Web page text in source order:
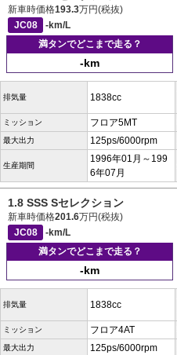
新車時価格193.3万円(税抜)
JC08
-km/L
満タンでどこまで走る？
-km
排気量 1838cc
ミッション フロア5MT
最大出力 125ps/6000rpm
生産期間
1996年01月～199
6年07月
1.8 SSS Sセレクション
新車時価格201.6万円(税抜)
JC08
-km/L
満タンでどこまで走る？
-km
排気量 1838cc
ミッション フロア4AT
最大出力 125ps/6000rpm